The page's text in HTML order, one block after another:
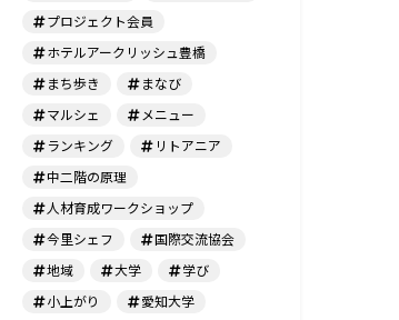
プロジェクト会員
ホテルアークリッシュ豊橋
まち歩き
まなび
マルシェ
メニュー
ランキング
リトアニア
中二階の原理
人材育成ワークショップ
今里シェフ
国際交流協会
地域
大学
学び
小上がり
愛知大学